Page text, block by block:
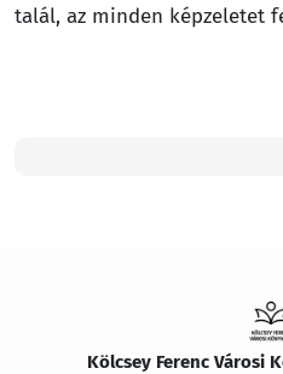
talál, az minden képzeletet
Kölcsey Ferenc Városi